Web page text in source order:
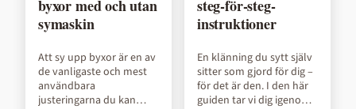
byxor med och utan
symaskin
Att sy upp byxor är en av
de vanligaste och mest
användbara
justeringarna du kan
steg-för-steg-
instruktioner
En klänning du sytt själv
sitter som gjord för dig –
för det är den. I den här
guiden tar vi dig igenom